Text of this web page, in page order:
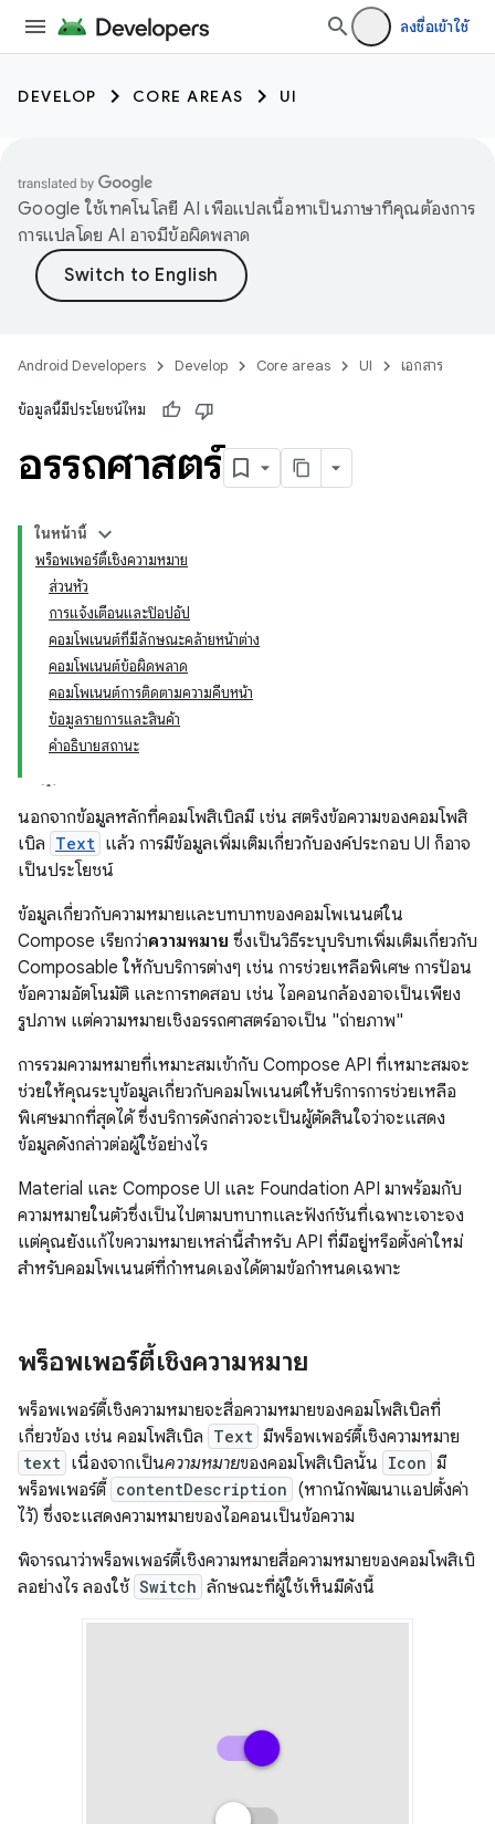
ลงชื่อเข้าใช้
DEVELOP CORE AREAS UI
Google ใช้เทคโนโลยี AI เพื่อแปลเนื้อหาเป็นภาษาที่คุณต้องการ
การแปลโดย AI อาจมีข้อผิดพลาด
Android Developers Develop Core areas UI เอกสาร
ข้อมูลนี้มีประโยชน์ไหม
อรรถศาสตร์
ในหน้านี้
พร็อพเพอร์ตี้เชิงความหมาย
ส่วนหัว
การแจ้งเตือนและป๊อปอัป
คอมโพเนนต์ที่มีลักษณะคล้ายหน้าต่าง
คอมโพเนนต์ข้อผิดพลาด
คอมโพเนนต์การติดตามความคืบหน้า
ข้อมูลรายการและสินค้า
คำอธิบายสถานะ
นอกจากข้อมูลหลักที่คอมโพสิเบิลมี เช่น สตริงข้อความของคอมโพสิ
เบิล Text แล้ว การมีข้อมูลเพิ่มเติมเกี่ยวกับองค์ประกอบ UI ก็อาจ
เป็นประโยชน์
ข้อมูลเกี่ยวกับความหมายและบทบาทของคอมโพเนนต์ใน
Compose เรียกว่าความหมาย ซึ่งเป็นวิธีระบุบริบทเพิ่มเติมเกี่ยวกับ
Composable ให้กับบริการต่างๆ เช่น การช่วยเหลือพิเศษ การป้อน
ข้อความอัตโนมัติ และการทดสอบ เช่น ไอคอนกล้องอาจเป็นเพียง
รูปภาพ แต่ความหมายเชิงอรรถศาสตร์อาจเป็น "ถ่ายภาพ"
การรวมความหมายที่เหมาะสมเข้ากับ Compose API ที่เหมาะสมจะ
ช่วยให้คุณระบุข้อมูลเกี่ยวกับคอมโพเนนต์ให้บริการการช่วยเหลือ
พิเศษมากที่สุดได้ ซึ่งบริการดังกล่าวจะเป็นผู้ตัดสินใจว่าจะแสดง
ข้อมูลดังกล่าวต่อผู้ใช้อย่างไร
Material และ Compose UI และ Foundation API มาพร้อมกับ
ความหมายในตัวซึ่งเป็นไปตามบทบาทและฟังก์ชันที่เฉพาะเจาะจง
แต่คุณยังแก้ไขความหมายเหล่านี้สำหรับ API ที่มีอยู่หรือตั้งค่าใหม่
สำหรับคอมโพเนนต์ที่กำหนดเองได้ตามข้อกำหนดเฉพาะ
พร็อพเพอร์ตี้เชิงความหมาย
พร็อพเพอร์ตี้เชิงความหมายจะสื่อความหมายของคอมโพสิเบิลที่
เกี่ยวข้อง เช่น คอมโพสิเบิล Text มีพร็อพเพอร์ตี้เชิงความหมาย
text เนื่องจากเป็นความหมายของคอมโพสิเบิลนั้น Icon มี
พร็อพเพอร์ตี้ contentDescription (หากนักพัฒนาแอปตั้งค่า
ไว้) ซึ่งจะแสดงความหมายของไอคอนเป็นข้อความ
พิจารณาว่าพร็อพเพอร์ตี้เชิงความหมายสื่อความหมายของคอมโพสิเบิ
ลอย่างไร ลองใช้ Switch ลักษณะที่ผู้ใช้เห็นมีดังนี้